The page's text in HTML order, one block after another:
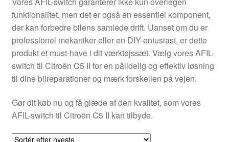
Min Konto
Om os
Privatlivspolitik
Vilkår og betingelser
funktionalitet, men det er også en essentiel komponent,
der kan forbedre bilens samlede drift. Uanset om du er
professionel mekaniker eller en DIY-entusiast, er dette
produkt et must-have i dit værktøjssæt. Vælg vores AFIL-
switch til Citroën C5 II for en pålidelig og effektiv løsning
til dine bilreparationer og mærk forskellen på vejen.
Gør dit køb nu og få glæde af den kvalitet, som vores
AFIL-switch til Citroën C5 II kan tilbyde.